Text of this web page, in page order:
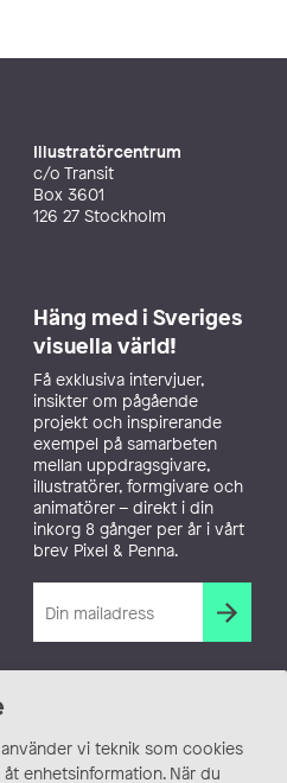
vi teknik som cookies
enhetsinformation. När du
Illustratörcentrum
c/o Transit
Box 3601
126 27 Stockholm
Häng med i Sveriges
visuella värld!
Få exklusiva intervjuer,
insikter om pågående
projekt och inspirerande
exempel på samarbeten
mellan uppdragsgivare,
illustratörer, formgivare och
animatörer – direkt i din
inkorg 8 gånger per år i vårt
brev Pixel & Penna.